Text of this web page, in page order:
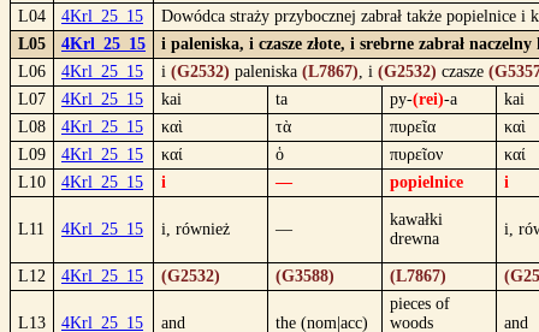
L04
4Krl_25_15
Dowódca straży przybocznej zabrał także popielnice i
L05
4Krl_25_15
i paleniska, i czasze złote, i srebrne zabrał
L06
4Krl_25_15 i (G2532) paleniska (L7867), i (G2532) czasze
L07
4Krl_25_15 kai ta py-(rei)-a
kai
L08
4Krl_25_15 καὶ τὰ πυρεῖα
καὶ
L09
4Krl_25_15 καί ὁ πυρεῖον
καί
L10
4Krl_25_15 i — popielnice i
L11 4Krl_25_15 i, również —
kawałki
drewna
i,
L12 4Krl_25_15 (G2532) (G3588) (L7867)
L13 4Krl_25_15 and the (nom|acc)
pieces of
woods
and